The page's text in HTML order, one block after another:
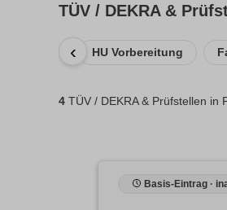
TÜV / DEKRA &
‹ HU Vorbereitung
4 TÜV / DEKRA & Prüfstellen in
Basis-Eintrag ·